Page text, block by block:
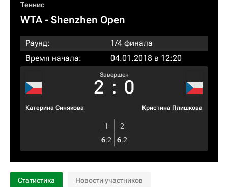
Теннис
WTA- Shenzhen Open
Раунд:
1/4 финала
Время начала:
04.01.2018 в 12:20
Катерина Синякова
Завершен
2 : 0
Кристина Плишкова
1
2
6:2 6:2
Статистика Новости участников